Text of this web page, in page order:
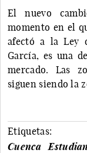
El nuevo
momento en el
afectó a la Ley
García, es una
mercado. Las
siguen siendo la
Etiquetas:
Cuenca